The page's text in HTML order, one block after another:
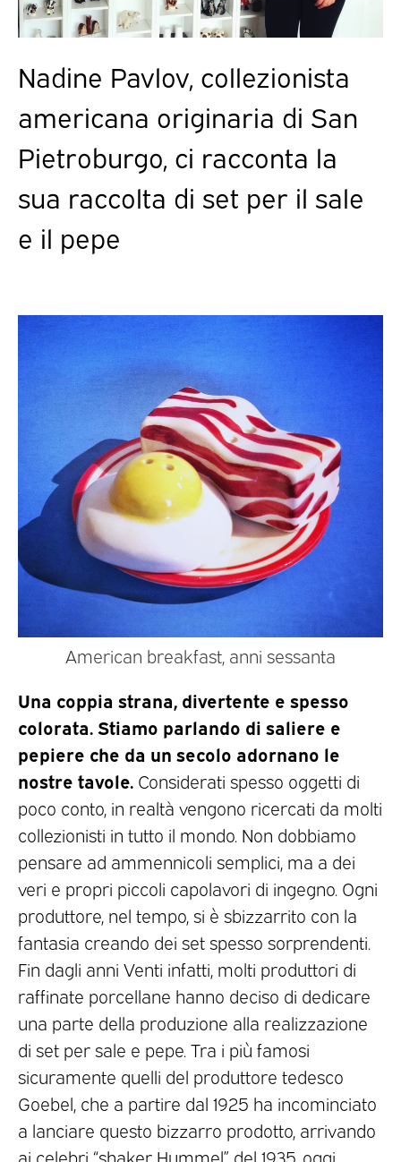
Nadine Pavlov, collezionista
americana originaria di San
Pietroburgo, ci racconta la
sua raccolta di set per il sale
e il pepe
American breakfast, anni sessanta
Una coppia strana, divertente e spesso
colorata. Stiamo parlando di saliere e
pepiere che da un secolo adornano le
nostre tavole. Considerati spesso oggetti di
poco conto, in realtà vengono ricercati da molti
collezionisti in tutto il mondo. Non dobbiamo
pensare ad ammennicoli semplici, ma a dei
veri e propri piccoli capolavori di ingegno. Ogni
produttore, nel tempo, si è sbizzarrito con la
fantasia creando dei set spesso sorprendenti.
Fin dagli anni Venti infatti, molti produttori di
raffinate porcellane hanno deciso di dedicare
una parte della produzione alla realizzazione
di set per sale e pepe. Tra i più famosi
sicuramente quelli del produttore tedesco
Goebel, che a partire dal 1925 ha incominciato
a lanciare questo bizzarro prodotto, arrivando
ai celebri “shaker Hummel” del 1935, oggi